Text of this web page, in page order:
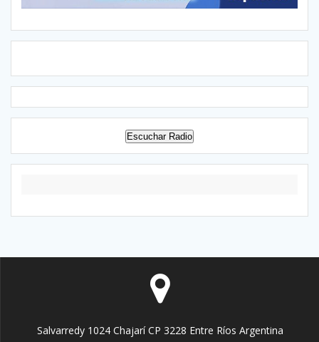
Escuchar Radio
Salvarredy 1024 Chajarí CP 3228 Entre Ríos Argentina